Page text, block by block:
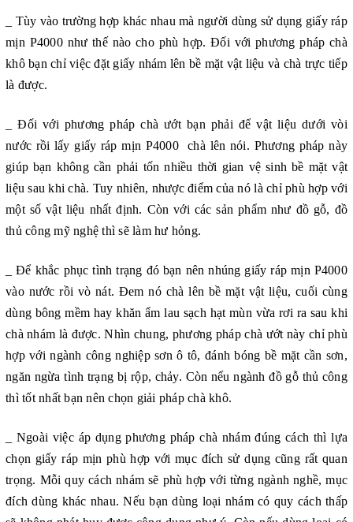
_ Tùy vào trường hợp khác nhau mà người dùng sử dụng giấy ráp
mịn P4000 như thế nào cho phù hợp. Đối với phương pháp chà
khô bạn chỉ việc đặt giấy nhám lên bề mặt vật liệu và chà trực tiếp
là được.
_ Đối với phương pháp chà ướt bạn phải để vật liệu dưới vòi
nước rồi lấy giấy ráp mịn P4000 chà lên nói. Phương pháp này
giúp bạn không cần phải tốn nhiều thời gian vệ sinh bề mặt vật
liệu sau khi chà. Tuy nhiên, nhược điểm của nó là chỉ phù hợp với
một số vật liệu nhất định. Còn với các sản phẩm như đồ gỗ, đồ
thủ công mỹ nghệ thì sẽ làm hư hỏng.
_ Để khắc phục tình trạng đó bạn nên nhúng giấy ráp mịn P4000
vào nước rồi vò nát. Đem nó chà lên bề mặt vật liệu, cuối cùng
dùng bông mềm hay khăn ẩm lau sạch hạt mùn vừa rơi ra sau khi
chà nhám là được. Nhìn chung, phương pháp chà ướt này chỉ phù
hợp với ngành công nghiệp sơn ô tô, đánh bóng bề mặt cần sơn,
ngăn ngừa tình trạng bị rộp, chảy. Còn nếu ngành đồ gỗ thủ công
thì tốt nhất bạn nên chọn giải pháp chà khô.
_ Ngoài việc áp dụng phương pháp chà nhám đúng cách thì lựa
chọn giấy ráp mịn phù hợp với mục đích sử dụng cũng rất quan
trọng. Mỗi quy cách nhám sẽ phù hợp với từng ngành nghề, mục
đích dùng khác nhau. Nếu bạn dùng loại nhám có quy cách thấp